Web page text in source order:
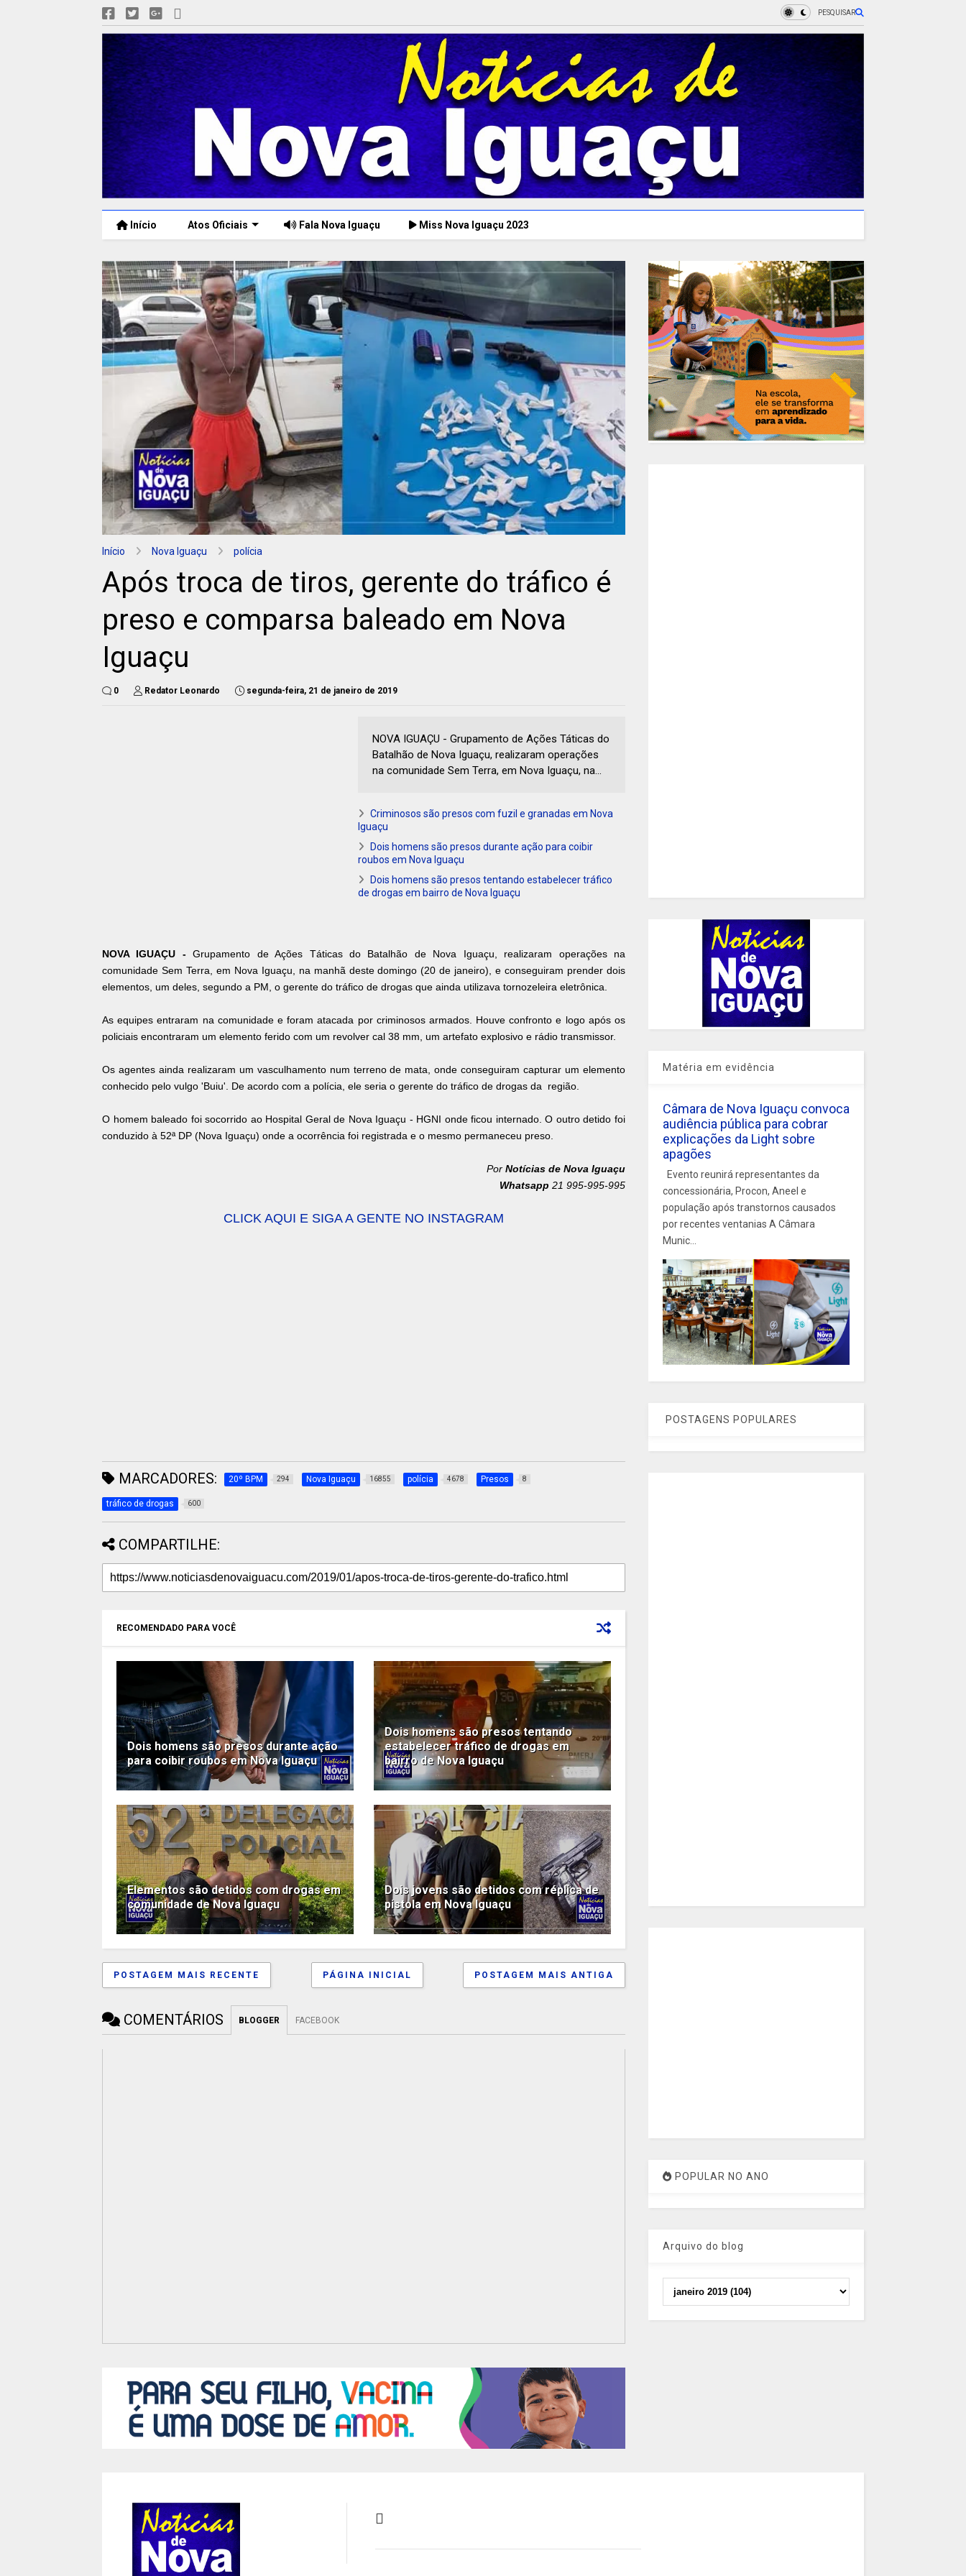
PESQUISAR
Início Atos Oficiais Fala Nova Iguaçu Miss Nova Iguaçu 2023
Início Nova Iguaçu polícia
Após troca de tiros, gerente do tráfico é
preso e comparsa baleado em Nova
Iguaçu
0 Redator Leonardo segunda-feira, 21 de janeiro de 2019
NOVA IGUAÇU - Grupamento de Ações Táticas do
Batalhão de Nova Iguaçu, realizaram operações
na comunidade Sem Terra, em Nova Iguaçu, na...
Criminosos são presos com fuzil e granadas em Nova
Iguaçu
Dois homens são presos durante ação para coibir
roubos em Nova Iguaçu
Dois homens são presos tentando estabelecer tráfico
de drogas em bairro de Nova Iguaçu
NOVA IGUAÇU -Grupamento de Ações Táticas do Batalhão de Nova Iguaçu, realizaram operações na
comunidade Sem Terra, em Nova Iguaçu, na manhã deste domingo (20 de janeiro), e conseguiram prender dois
elementos, um deles, segundo a PM, o gerente do tráfico de drogas que ainda utilizava tornozeleira eletrônica.
As equipes entraram na comunidade e foram atacada por criminosos armados. Houve confronto e logo após os
policiais encontraram um elemento ferido com um revolver cal 38 mm, um artefato explosivo e rádio transmissor.
Os agentes ainda realizaram um vasculhamento num terreno de mata, onde conseguiram capturar um elemento
conhecido pelo vulgo 'Buiu'. De acordo com a polícia, ele seria o gerente do tráfico de drogas da região.
O homem baleado foi socorrido ao Hospital Geral de Nova Iguaçu - HGNI onde ficou internado. O outro detido foi
conduzido à 52ª DP (Nova Iguaçu) onde a ocorrência foi registrada e o mesmo permaneceu preso.
Por Notícias de Nova Iguaçu
Whatsapp 21 995-995-995
CLICK AQUI E SIGA A GENTE NO INSTAGRAM
MARCADORES: 20º BPM 294 Nova Iguaçu 16855 polícia 4678 Presos 8
tráfico de drogas 600
COMPARTILHE:
RECOMENDADO PARA VOCÊ
Dois homens são presos durante ação
para coibir roubos em Nova Iguaçu
Dois homens são presos tentando
estabelecer tráfico de drogas em
bairro de Nova Iguaçu
Elementos são detidos com drogas em
comunidade de Nova Iguaçu
Dois jovens são detidos com réplica de
pistola em Nova Iguaçu
POSTAGEM MAIS RECENTE POSTAGEM MAIS ANTIGA
PÁGINA INICIAL
COMENTÁRIOS BLOGGER FACEBOOK
Matéria em evidência
Câmara de Nova Iguaçu convoca
audiência pública para cobrar
explicações da Light sobre
apagões
Evento reunirá representantes da
concessionária, Procon, Aneel e
população após transtornos causados
por recentes ventanias A Câmara
Munic...
POSTAGENS POPULARES
POPULAR NO ANO
Arquivo do blog